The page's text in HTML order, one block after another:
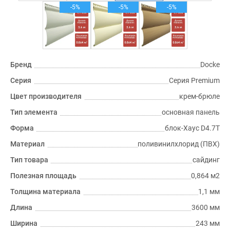
-5% -5% -5%
Бренд
Docke
Серия
Серия Premium
Цвет производителя
крем-брюле
Тип элемента
основная панель
Форма
блок-Хаус D4.7T
Материал
поливинилхлорид (ПВХ)
Тип товара
сайдинг
Полезная площадь
0,864 м2
Толщина материала
1,1 мм
Длина
3600 мм
Ширина
243 мм